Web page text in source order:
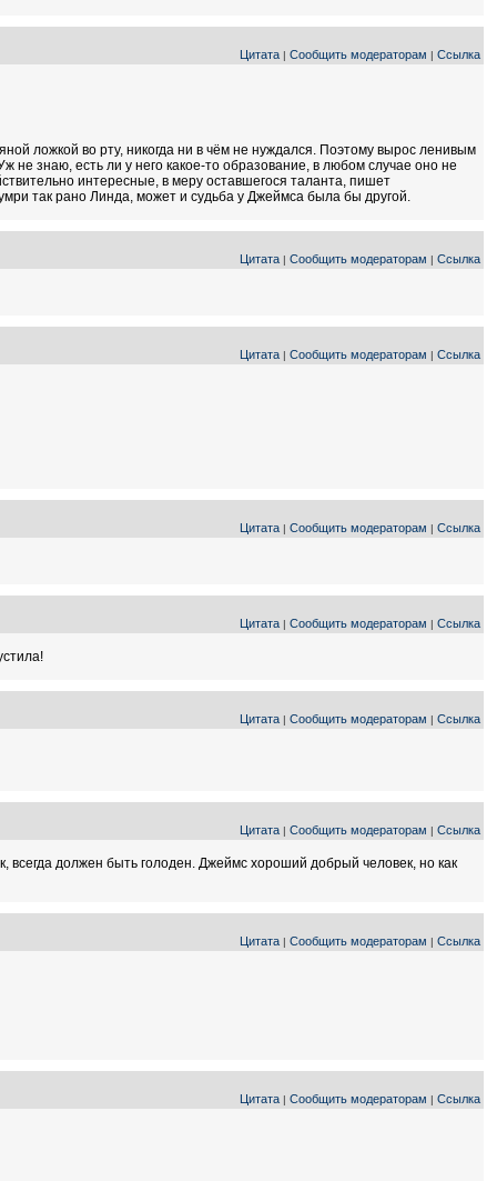
Цитата | Сообщить модераторам | Ссылка
ложкой во рту, никогда ни в чём не нуждался. Поэтому вырос ленивым
знаю, есть ли у него какое-то образование, в любом случае оно не
интересные, в меру оставшегося таланта, пишет
так рано Линда, может и судьба у Джеймса была бы другой.
Цитата | Сообщить модераторам | Ссылка
Цитата | Сообщить модераторам | Ссылка
Цитата | Сообщить модераторам | Ссылка
Цитата | Сообщить модераторам | Ссылка
Цитата | Сообщить модераторам | Ссылка
Цитата | Сообщить модераторам | Ссылка
должен быть голоден. Джеймс хороший добрый человек, но как
Цитата | Сообщить модераторам | Ссылка
Цитата | Сообщить модераторам | Ссылка